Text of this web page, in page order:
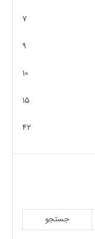
۷
۹
۱۰
۱۵
۴۲
جستجو